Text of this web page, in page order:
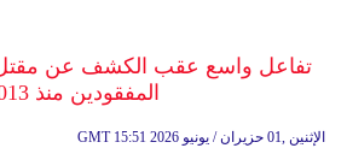
تفاعل واسع عقب الكشف عن مقتل
المفقودين منذ 2013
GMT 15:51 2026 الإثنين ,01 حزيران / يونيو